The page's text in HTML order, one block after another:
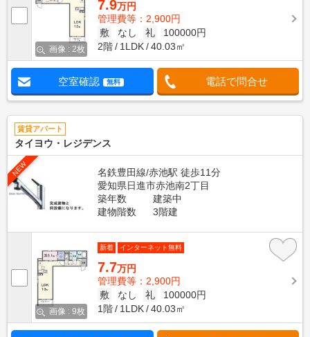
画像 : 2枚
7.9万円
管理費等：2,900円
敷
なし 礼
100000円
2階
1LDK 40.03㎡
空室確認 無料 電話で問合せ
賃貸アパート
タイヨウ・レジデンス
NEW
名鉄豊田線/赤池駅 徒歩11分
愛知県日進市赤池南2丁目
築年数
建築中
建物階数
3階建
画像 : 9枚
新着 インターネット無料
7.7万円
管理費等：2,900円
敷
なし 礼
100000円
1階
1LDK 40.03㎡